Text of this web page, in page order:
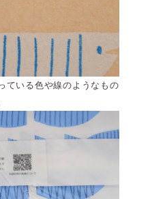
ている色や線のようなもの